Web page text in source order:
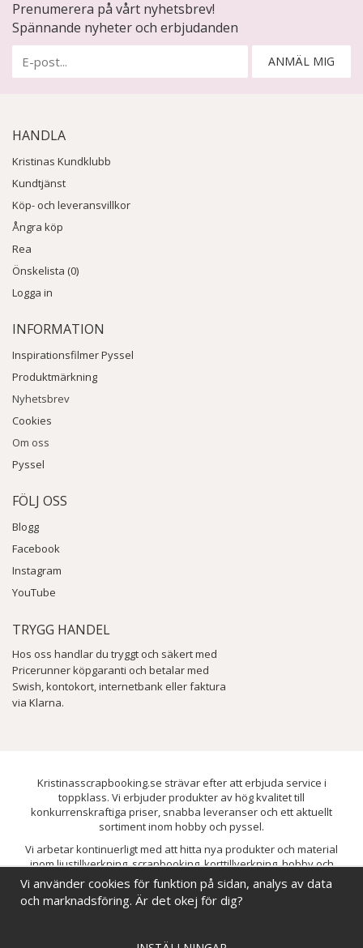
Prenumerera på vårt nyhetsbrev!
Spännande nyheter och erbjudanden
ANMÄL MIG
HANDLA
Kristinas Kundklubb
Kundtjänst
Köp- och leveransvillkor
Ångra köp
Rea
Önskelista (0)
Logga in
INFORMATION
Inspirationsfilmer Pyssel
Produktmärkning
Nyhetsbrev
Cookies
Om oss
Pyssel
FÖLJ OSS
Blogg
Facebook
Instagram
YouTube
TRYGG HANDEL
Hos oss handlar du tryggt och säkert med
Pricerunner köpgaranti och betalar med
Swish, kontokort, internetbank eller faktura
via Klarna.
Kristinasscrapbooking.se strävar efter att erbjuda service i
toppklass. Vi erbjuder produkter av hög kvalitet till
konkurrenskraftiga priser, snabba leveranser och ett aktuellt
sortiment inom hobby och pyssel.
Vi arbetar kontinuerligt med att hitta nya produkter och material
inom ljustillverkning, scrapbooking, korttillverkning, hobby och
pyssel. Målet är att bredda sortimentet och löpande förbättra och
utveckla vårt utbud, så att du alltid kan hitta det du behöver hos oss.
Vi använder cookies för funktion på sidan, analys av data
och marknadsföring. Är det okej för dig?